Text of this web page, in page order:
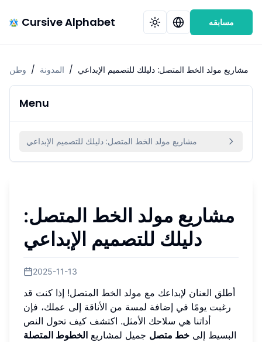
Cursive Alphabet مسابقه
وطن / المدونة / مشاريع مولد الخط المتصل: دليلك للتصميم الإبداعي
Menu
مشاريع مولد الخط المتصل: دليلك للتصميم الإبداعي
مشاريع مولد الخط المتصل:
دليلك للتصميم الإبداعي
2025-11-13
أطلق العنان لإبداعك مع مولد الخط المتصل! إذا كنت قد
رغبت يومًا في إضافة لمسة من الأناقة إلى عملك، فإن
أداتنا هي سلاحك الأمثل. اكتشف كيف تحول النص
البسيط إلى خط متصل جميل لمشاريع الخطوط المتصلة